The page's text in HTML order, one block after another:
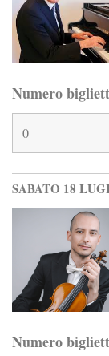
Numero
SABATO 18
Numero